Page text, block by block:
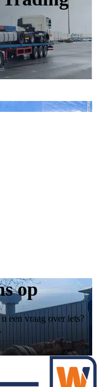
op
een vraag over iets?